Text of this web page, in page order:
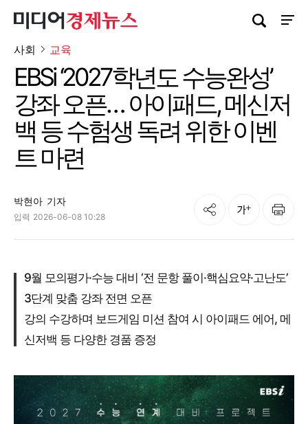
사이
검색창 열기
사회 교육
EBSi ‘2027학년도 수능완성’
강좌 오픈… 아이패드, 메신저
백 등 수험생 독려 위한 이벤
트 마련
박현아 기자
입력 2026-06-08 10:28
공유 글자크기 인쇄
9월 모의평가·수능 대비 ‘전 문항 풀이·핵심요약·고난도’
3단계 맞춤 강좌 전면 오픈
강의 수강하며 보드게임 미션 참여 시 아이패드 에어, 메
신저백 등 다양한 경품 증정